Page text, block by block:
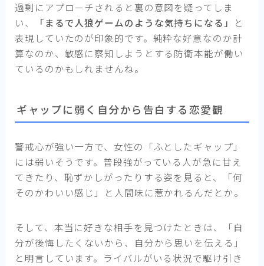
過剰にアプローチされると裏の意図を疑ってしま
い、
「まるで人狼ゲームのような気持ちになる」
と
表現していたのが印象的です。純粋な好意なのか計
算なのか、敏感に察知しようとする防衛本能が働い
ているのかもしれませんね。
ギャップに弱く自分から告白する恋愛観
警戒心が強い一方で、女性の「ふとしたギャップ」
には弱いそうです。普段強がっている人が急に甘え
てきたり、恥ずかしがったりする姿を見ると、「何
そのかわいい感じ」と人間味に惹かれるんだとか。
そして、本当に好きな相手を見つけたときは、「自
分が後悔したくないから、自分から思いを伝える」
と明言しています。ライバルがいる状況で駆け引き